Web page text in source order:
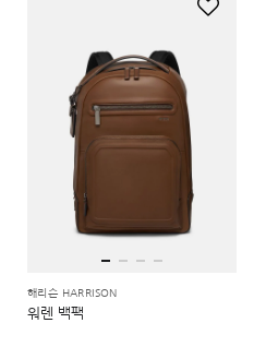
해리슨 HARRISON
워렌 백팩